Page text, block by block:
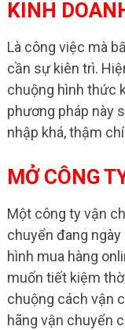
KINH
Là công việc mà
cần sự kiên trì.
chuộng hình thức
phương pháp này
nhập khá, thậm
MỞ CÔNG
Một công ty vận
chuyển đang
hình mua hàng
muốn tiết kiệm
chuộng cách vận
hãng vận chuyển